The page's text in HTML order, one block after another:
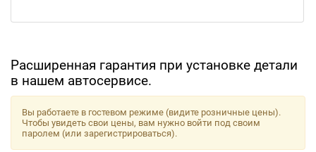
Расширенная гарантия при установке детали
в нашем автосервисе.
Вы работаете в гостевом режиме (видите розничные цены).
Чтобы увидеть свои цены, вам нужно войти под своим
паролем (или зарегистрироваться).